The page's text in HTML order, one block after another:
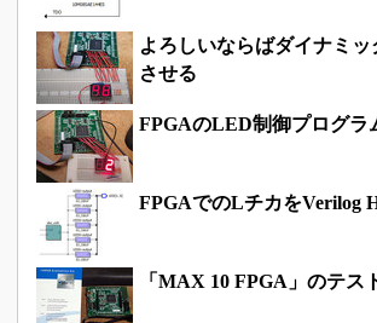
よろしいならばダイナミ
させる
FPGAのLED制御プログラ
FPGAでのLチカをVerilog
「MAX 10 FPGA」のテス